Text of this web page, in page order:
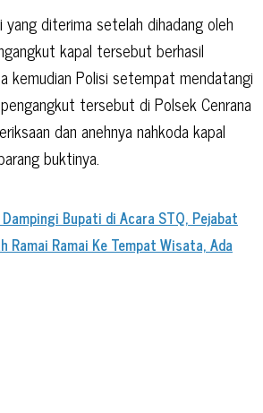
yang diterima setelah dihadang oleh
kapal tersebut berhasil
kemudian Polisi setempat mendatangi
tersebut di Polsek Cenrana
dan anehnya nahkoda kapal
buktinya.
Bupati di Acara STQ, Pejabat
Ramai Ramai Ke Tempat Wisata, Ada